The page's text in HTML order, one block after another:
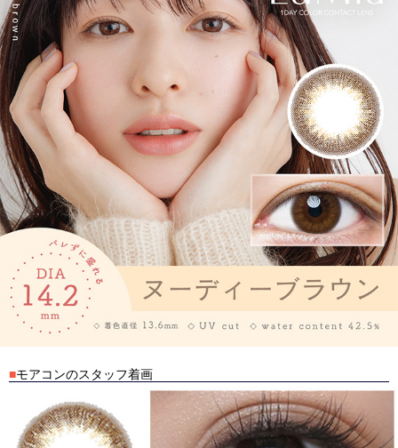
■モアコンのスタッフ着画